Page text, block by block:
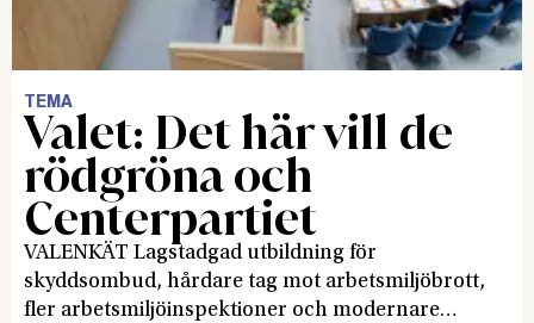
TEMA
Valet: Det här vill de
rödgröna och
Centerpartiet
VALENKÄT Lagstadgad utbildning för
skyddsombud, hårdare tag mot arbetsmiljöbrott,
fler arbetsmiljöinspektioner och modernare